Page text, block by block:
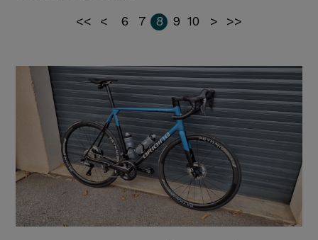
<< < 6 7 8 9 10 > >>